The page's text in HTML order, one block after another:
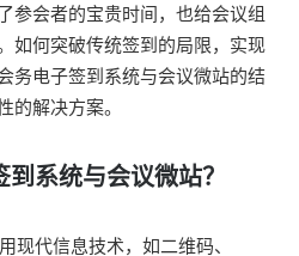
参会者的宝贵时间，也给会议组
如何突破传统签到的局限，实现
务电子签到系统与会议微站的结
的解决方案。
系统与会议微站？
现代信息技术，如二维码、